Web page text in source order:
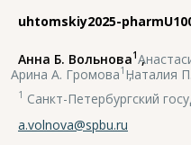
uhtomskiy2025-
Анна Б. Вольнова1,
Арина А. Громова1 ,
Наталия
1 Санкт-Петербургский
a.volnova@spbu.ru